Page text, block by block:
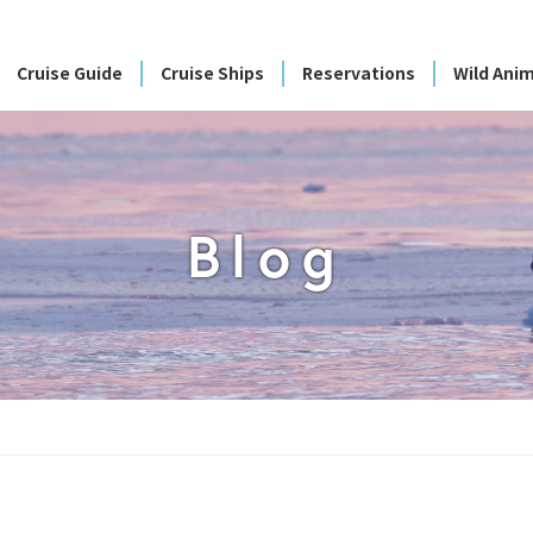
Cruise Guide Cruise Ships Reservations Wild
Blog